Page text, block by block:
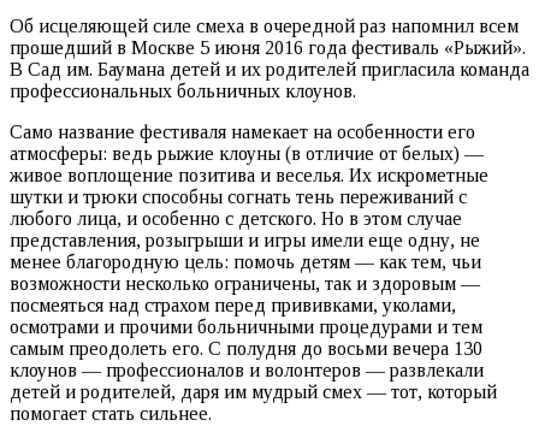
Об исцеляющей силе смеха в очередной раз напомнил всем
прошедший в Москве 5 июня 2016 года фестиваль «Рыжий».
В Сад им. Баумана детей и их родителей пригласила команда
профессиональных больничных клоунов.
Само название фестиваля намекает на особенности его
атмосферы: ведь рыжие клоуны (в отличие от белых) —
живое воплощение позитива и веселья. Их искрометные
шутки и трюки способны согнать тень переживаний с
любого лица, и особенно с детского. Но в этом случае
представления, розыгрыши и игры имели еще одну, не
менее благородную цель: помочь детям — как тем, чьи
возможности несколько ограничены, так и здоровым —
посмеяться над страхом перед прививками, уколами,
осмотрами и прочими больничными процедурами и тем
самым преодолеть его. С полудня до восьми вечера 130
клоунов — профессионалов и волонтеров — развлекали
детей и родителей, даря им мудрый смех — тот, который
помогает стать сильнее.